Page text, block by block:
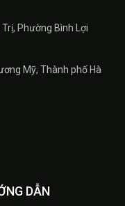
Phường Bình Lợi
Mỹ, Thành phố Hà
DẪN